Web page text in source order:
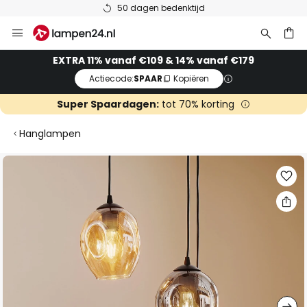
50 dagen bedenktijd
naar
EXTRA 11% vanaf €109 & 14% vanaf €179
Actiecode:SPAAR Kopiëren
Super Spaardagen: tot 70% korting
Hanglampen
Ga